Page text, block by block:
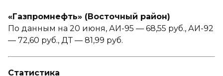
«Газпромнефть» (Восточный район)
По данным на 20 июня, АИ-95 — 68,55 руб., АИ-92
— 72,60 руб., ДТ — 81,99 руб.
Статистика